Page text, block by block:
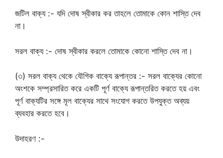
জটিল বাক্য :- যদি দোষ স্বীকার কর তাহলে তোমাকে কোন শাস্তি দেব
না।
সরল বাক্য :- দোষ স্বীকার করলে তোমাকে কোনো শাস্তি দেব না।
(৩) সরল বাক্য থেকে যৌগিক বাক্যে রূপান্তর :- সরল বাক্যের কোনো
অংশকে সম্প্রসারিত করে একটি পূর্ণ বাক্যে রূপান্তরিত করতে হয় এবং
পূর্ণ বাক্যটির সঙ্গে মূল বাক্যের সাথে সংযোগ করতে উপযুক্ত অব্যয়
ব্যবহার করতে হবে।
উদাহরণ :-